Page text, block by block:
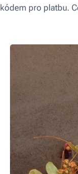
kódem pro platbu.